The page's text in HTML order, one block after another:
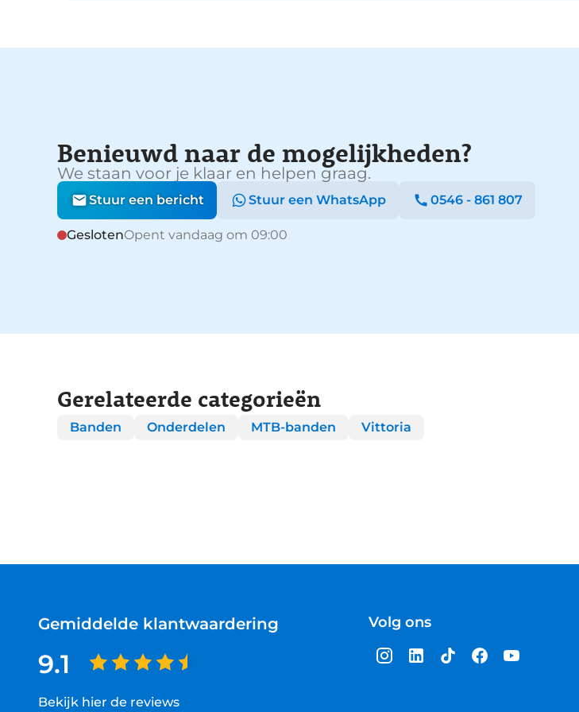
Benieuwd naar de mogelijkheden?
We staan voor je klaar en helpen graag.
Stuur een bericht Stuur een WhatsApp 0546 - 861 807
GeslotenOpent vandaag om 09:00
Gerelateerde categorieën
Banden Onderdelen MTB-banden Vittoria
Gemiddelde klantwaardering
9.1
Bekijk hier de reviews
Volg ons